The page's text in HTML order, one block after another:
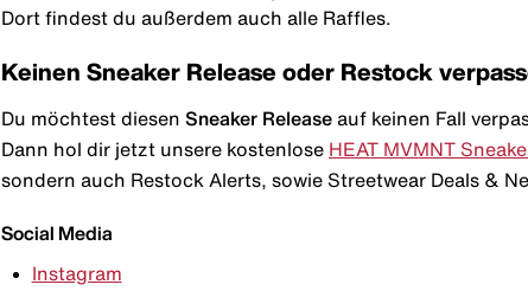
Dort findest du außerdem auch alle Raffles.
Keinen Sneaker Release oder Restock
Du möchtest diesen Sneaker Release auf keinen Fall
Dann hol dir jetzt unsere kostenlose HEAT MVMNT
sondern auch Restock Alerts, sowie Streetwear Deals &
Social Media
Instagram